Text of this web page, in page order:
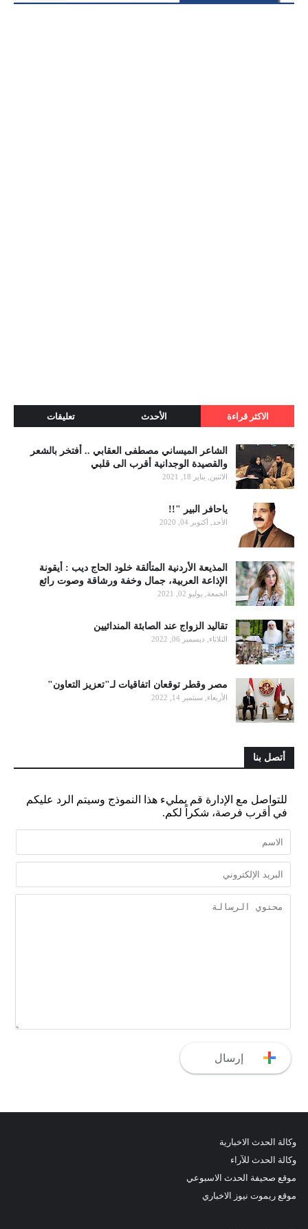
الاكثر قراءة الأحدث تعليقات
الشاعر الميساني مصطفى العقابي .. أفتخر بالشعر
والقصيدة الوجدانية أقرب الى قلبي
الاثنين, يناير 18, 2021
ياحافر البير "!!
الأحد, أكتوبر 04, 2020
المذيعة الأردنية المتألقة خلود الحاج ديب : أيقونة
الإذاعة العربية، جمال وخفة ورشاقة وصوت رائع
الجمعة, يوليو 02, 2021
تقاليد الزواج عند الصابئة المندائيين
الثلاثاء, ديسمبر 06, 2022
مصر وقطر توقعان اتفاقيات لـ"تعزيز التعاون"
الأربعاء, سبتمبر 14, 2022
أتصل بنا
للتواصل مع الإدارة قم بمليء هذا النموذج وسيتم الرد عليكم
في أقرب فرصة، شكراً لكم.
وكالة الحدث الاخبارية
وكالة الحدث للآراء
موقع صحيفة الحدث الاسبوعي
موقع ريموت نيوز الاخباري